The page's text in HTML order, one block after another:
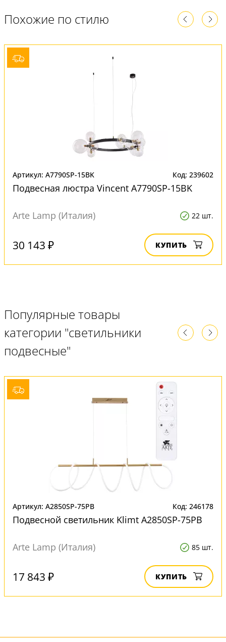
Похожие по стилю
Артикул: A7790SP-15BK Код: 239602
Подвесная люстра Vincent A7790SP-15BK
Arte Lamp (Италия) 22 шт.
30 143 ₽ КУПИТЬ
Популярные товары
категории "светильники
подвесные"
Артикул: A2850SP-75PB Код: 246178
Подвесной светильник Klimt A2850SP-75PB
Arte Lamp (Италия) 85 шт.
17 843 ₽ КУПИТЬ